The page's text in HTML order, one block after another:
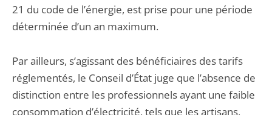
21 du code de l’énergie, est prise pour une période
déterminée d’un an maximum.
Par ailleurs, s’agissant des bénéficiaires des tarifs
réglementés, le Conseil d’État juge que l’absence de
distinction entre les professionnels ayant une faible
consommation d’électricité, tels que les artisans,